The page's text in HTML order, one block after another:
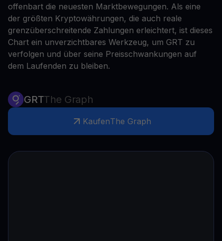
offenbart die neuesten Marktbewegungen. Als eine
der größten Kryptowährungen, die auch reale
grenzüberschreitende Zahlungen erleichtert, ist dieses
Chart ein unverzichtbares Werkzeug, um GRT zu
verfolgen und über seine Preisschwankungen auf
dem Laufenden zu bleiben.
GRTThe Graph
KaufenThe Graph